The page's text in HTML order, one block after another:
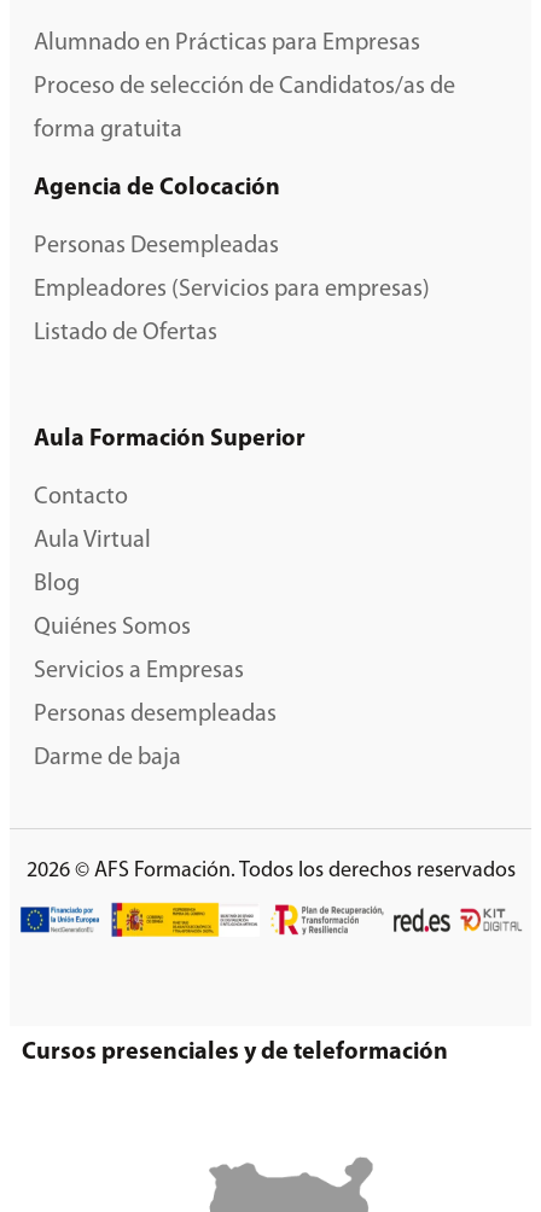
Alumnado en Prácticas para Empresas
Proceso de selección de Candidatos/as de
forma gratuita
Agencia de Colocación
Personas Desempleadas
Empleadores (Servicios para empresas)
Listado de Ofertas
Aula Formación Superior
Contacto
Aula Virtual
Blog
Quiénes Somos
Servicios a Empresas
Personas desempleadas
Darme de baja
2026 © AFS Formación. Todos los derechos reservados
Cursos presenciales y de teleformación